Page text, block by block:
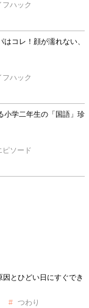
ハック
コレ！顔が濡れない、
ハック
小学二年生の「国語」珍
ピソード
とひどい日にすぐでき
つわり